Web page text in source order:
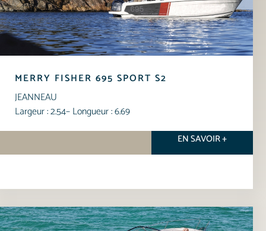
MERRY FISHER 695 SPORT S2
JEANNEAU
Largeur : 2.54– Longueur : 6.69
EN SAVOIR +